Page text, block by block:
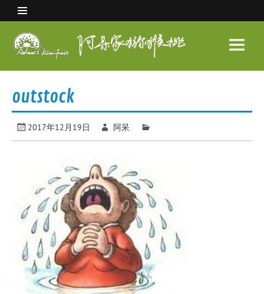
content
阿呆
家猕
outstock
2017年12月19日 阿呆